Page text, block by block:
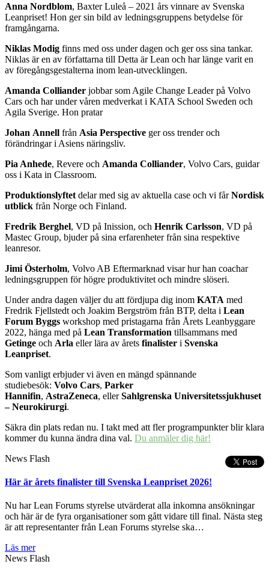
Anna Nordblom, Baxter Luleå – 2021 års vinnare av Svenska
Leanpriset! Hon ger sin bild av ledningsgruppens betydelse för
framgångarna.
Niklas Modig finns med oss under dagen och ger oss sina tankar.
Niklas är en av författarna till Detta är Lean och har länge varit en
av föregångsgestalterna inom lean-utvecklingen.
Amanda Colliander jobbar som Agile Change Leader på Volvo
Cars och har under våren medverkat i KATA School Sweden och
Agila Sverige. Hon pratar
Johan Annell från Asia Perspective ger oss trender och
förändringar i Asiens näringsliv.
Pia Anhede, Revere och Amanda Colliander, Volvo Cars, guidar
oss i Kata in Classroom.
Produktionslyftet delar med sig av aktuella case och vi fårNordisk
utblick från Norge och Finland.
Fredrik Berghel, VD på Inission, och Henrik Carlsson, VD på
Mastec Group, bjuder på sina erfarenheter från sina respektive
leanresor.
Jimi Österholm, Volvo AB Eftermarknad visar hur han coachar
ledningsgruppen för högre produktivitet och mindre slöseri.
Under andra dagen väljer du att fördjupa dig inom KATA med
Fredrik Fjellstedt och Joakim Bergström från BTP, delta i Lean
Forum Byggs workshop med pristagarna från Årets Leanbyggare
2022, hänga med på Lean Transformation tillsammans med
Getinge och Arla eller lära av årets finalister i Svenska
Leanpriset.
Som vanligt erbjuder vi även en mängd spännande
studiebesök: Volvo Cars, Parker
Hannifin, AstraZeneca, ellerSahlgrenska Universitetssjukhuset
– Neurokirurgi.
Säkra din plats redan nu. I takt med att fler programpunkter blir klara
kommer du kunna ändra dina val. Du anmäler dig här!
News Flash
Här är årets finalister till Svenska Leanpriset 2026!
Nu har Lean Forums styrelse utvärderat alla inkomna ansökningar
och här är de fyra organisationer som gått vidare till final. Nästa steg
är att representanter från Lean Forums styrelse ska…
Läs mer
News Flash